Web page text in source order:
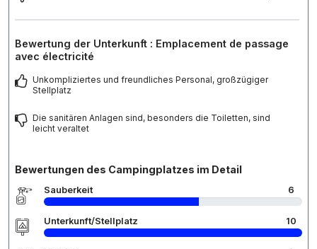
Bewertung der Unterkunft : Emplacement de passage
avec électricité
Unkompliziertes und freundliches Personal, großzügiger
Stellplatz
Die sanitären Anlagen sind, besonders die Toiletten, sind
leicht veraltet
Bewertungen des Campingplatzes im Detail
Sauberkeit 6
Unterkunft/Stellplatz 10